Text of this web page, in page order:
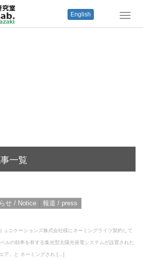
T
o
i
English
一覧
せ / Notice 報道 / press
ュニケーションズ株式会社様にネーミングライツ契約して
ルの効率を有する集光型太陽光発電システムが設置された
ア」と ネーミングされ […]